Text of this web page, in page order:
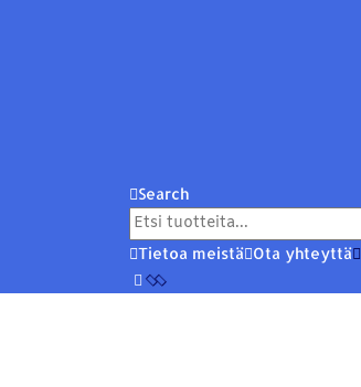
Search
Tietoa meistä Ota yhteyttä